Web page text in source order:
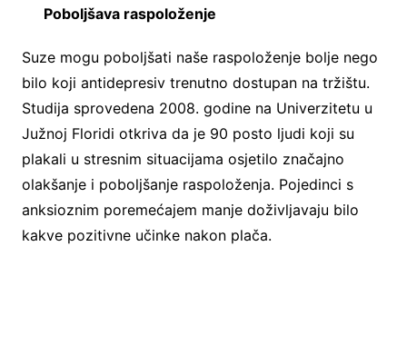
Poboljšava raspoloženje
Suze mogu poboljšati naše raspoloženje bolje nego
bilo koji antidepresiv trenutno dostupan na tržištu.
Studija sprovedena 2008. godine na Univerzitetu u
Južnoj Floridi otkriva da je 90 posto ljudi koji su
plakali u stresnim situacijama osjetilo značajno
olakšanje i poboljšanje raspoloženja. Pojedinci s
anksioznim poremećajem manje doživljavaju bilo
kakve pozitivne učinke nakon plača.